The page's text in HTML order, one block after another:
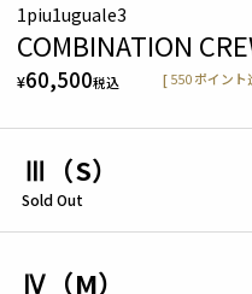
1piu1uguale3
COMBINATION
¥60,500税込 [ 550 ポイント
Ⅲ（S）
Sold Out
Ⅳ（M）